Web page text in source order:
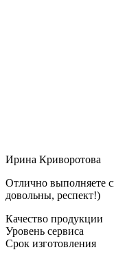
Ирина Криворотова
Отлично выполняете
довольны, респект!)
Качество продукции
Уровень сервиса
Срок изготовления